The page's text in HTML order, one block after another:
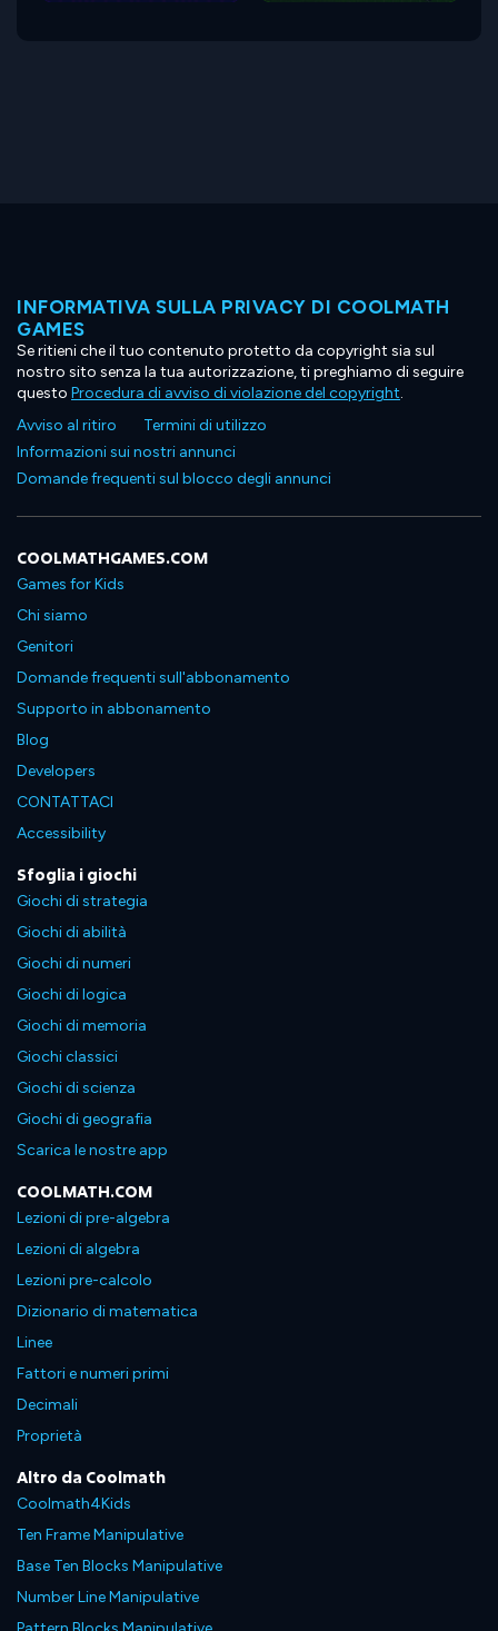
INFORMATIVA SULLA PRIVACY DI COOLMATH
GAMES
Se ritieni che il tuo contenuto protetto da copyright sia sul
nostro sito senza la tua autorizzazione, ti preghiamo di seguire
questo Procedura di avviso di violazione del copyright.
Avviso al ritiro
Termini di utilizzo
Informazioni sui nostri annunci
Domande frequenti sul blocco degli annunci
COOLMATHGAMES.COM
Games for Kids
Chi siamo
Genitori
Domande frequenti sull'abbonamento
Supporto in abbonamento
Blog
Developers
CONTATTACI
Accessibility
Sfoglia i giochi
Giochi di strategia
Giochi di abilità
Giochi di numeri
Giochi di logica
Giochi di memoria
Giochi classici
Giochi di scienza
Giochi di geografia
Scarica le nostre app
COOLMATH.COM
Lezioni di pre-algebra
Lezioni di algebra
Lezioni pre-calcolo
Dizionario di matematica
Linee
Fattori e numeri primi
Decimali
Proprietà
Altro da Coolmath
Coolmath4Kids
Ten Frame Manipulative
Base Ten Blocks Manipulative
Number Line Manipulative